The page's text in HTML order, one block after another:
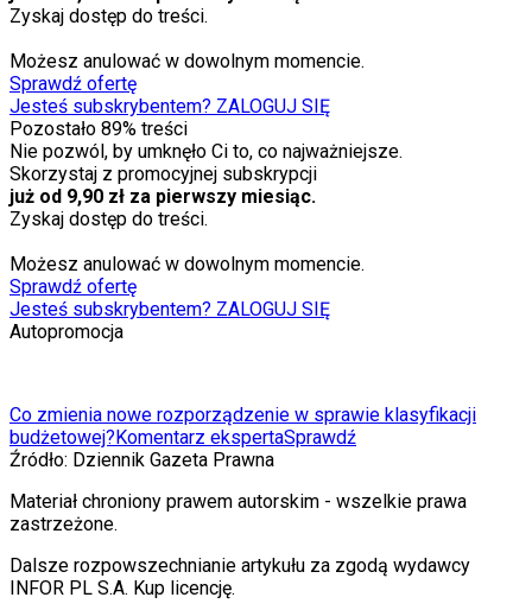
Zyskaj dostęp do treści.
Możesz anulować w dowolnym momencie.
Sprawdź ofertę
Jesteś subskrybentem? ZALOGUJ SIĘ
Pozostało 89% treści
Nie pozwól, by umknęło Ci to, co najważniejsze.
Skorzystaj z promocyjnej subskrypcji
już od 9,90 zł za pierwszy miesiąc.
Zyskaj dostęp do treści.
Możesz anulować w dowolnym momencie.
Sprawdź ofertę
Jesteś subskrybentem? ZALOGUJ SIĘ
Autopromocja
Co zmienia nowe rozporządzenie w sprawie klasyfikacji
budżetowej?Komentarz ekspertaSprawdź
Źródło: Dziennik Gazeta Prawna
Materiał chroniony prawem autorskim - wszelkie prawa
zastrzeżone.
Dalsze rozpowszechnianie artykułu za zgodą wydawcy
INFOR PL S.A. Kup licencję.